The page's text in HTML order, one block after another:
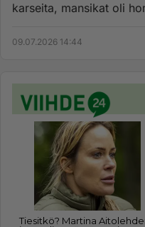
karseita, mansikat oli
09.07.2026 14:44